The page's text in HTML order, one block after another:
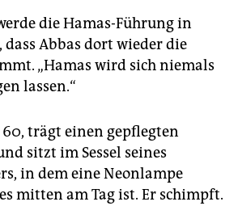
die Hamas-Führung in
Abbas dort wieder die
„Hamas wird sich niemals
lassen.“
trägt einen gepflegten
sitzt im Sessel seines
in dem eine Neon­lampe
mitten am Tag ist. Er schimpft.